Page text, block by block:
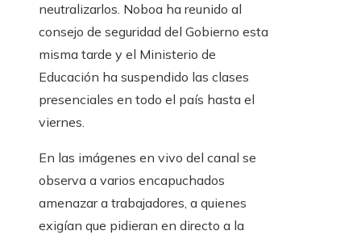
neutralizarlos. Noboa ha reunido al
consejo de seguridad del Gobierno esta
misma tarde y el Ministerio de
Educación ha suspendido las clases
presenciales en todo el país hasta el
viernes.
En las imágenes en vivo del canal se
observa a varios encapuchados
amenazar a trabajadores, a quienes
exigían que pidieran en directo a la